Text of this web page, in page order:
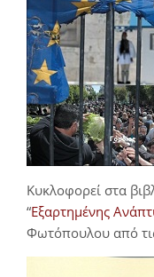
Κυκλοφορεί στα
“Εξαρτημένης
Φωτόπουλου από